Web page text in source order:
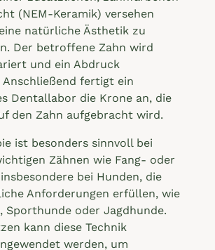
(NEM-Keramik) versehen
natürliche Ästhetik zu
Der betroffene Zahn wird
und ein Abdruck
Anschließend fertigt ein
Dentallabor die Krone an, die
den Zahn aufgebracht wird.
ist besonders sinnvoll bei
Zähnen wie Fang- oder
bei Hunden, die
Anforderungen erfüllen, wie
Sporthunde oder Jagdhunde.
kann diese Technik
werden, um